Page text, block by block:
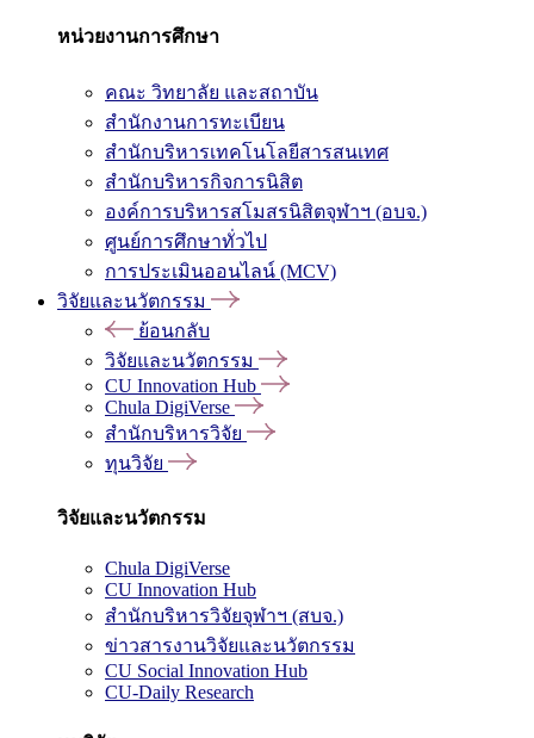
หน่วยงานการศึกษา
คณะ วิทยาลัย และสถาบัน
สำนักงานการทะเบียน
สำนักบริหารเทคโนโลยีสารสนเทศ
สำนักบริหารกิจการนิสิต
องค์การบริหารสโมสรนิสิตจุฬาฯ (อบจ.)
ศูนย์การศึกษาทั่วไป
การประเมินออนไลน์ (MCV)
วิจัยและนวัตกรรม
ย้อนกลับ
วิจัยและนวัตกรรม
CU Innovation Hub
Chula DigiVerse
สำนักบริหารวิจัย
ทุนวิจัย
วิจัยและนวัตกรรม
Chula DigiVerse
CU Innovation Hub
สำนักบริหารวิจัยจุฬาฯ (สบจ.)
ข่าวสารงานวิจัยและนวัตกรรม
CU Social Innovation Hub
CU-Daily Research